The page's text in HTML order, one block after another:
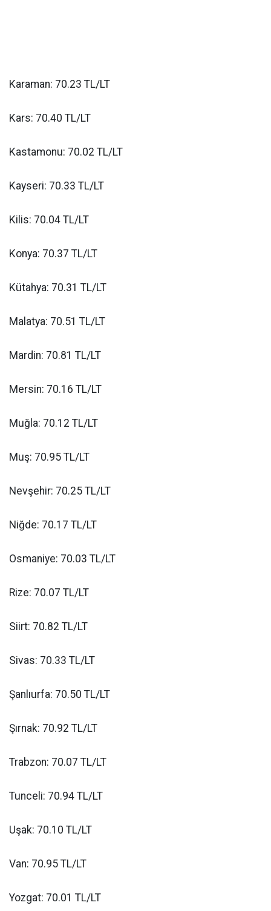
Karaman: 70.23 TL/LT
Kars: 70.40 TL/LT
Kastamonu: 70.02 TL/LT
Kayseri: 70.33 TL/LT
Kilis: 70.04 TL/LT
Konya: 70.37 TL/LT
Kütahya: 70.31 TL/LT
Malatya: 70.51 TL/LT
Mardin: 70.81 TL/LT
Mersin: 70.16 TL/LT
Muğla: 70.12 TL/LT
Muş: 70.95 TL/LT
Nevşehir: 70.25 TL/LT
Niğde: 70.17 TL/LT
Osmaniye: 70.03 TL/LT
Rize: 70.07 TL/LT
Siirt: 70.82 TL/LT
Sivas: 70.33 TL/LT
Şanlıurfa: 70.50 TL/LT
Şırnak: 70.92 TL/LT
Trabzon: 70.07 TL/LT
Tunceli: 70.94 TL/LT
Uşak: 70.10 TL/LT
Van: 70.95 TL/LT
Yozgat: 70.01 TL/LT